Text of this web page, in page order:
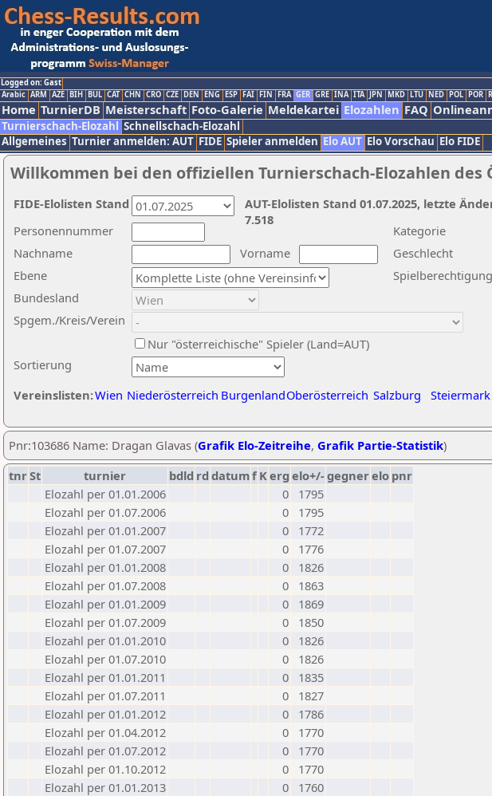
Logged on: Gast
Arabic ARM AZE BIH BUL CAT CHN CRO CZE DEN ENG ESP FAI FIN FRA GER GRE INA ITA JPN MKD LTU NED POL POR
Home TurnierDB Meisterschaft Foto-Galerie Meldekartei Elozahlen FAQ
Turnierschach-Elozahl Schnellschach-Elozahl
Allgemeines Turnier anmelden: AUT FIDE Spieler anmelden Elo AUT Elo Vorschau Elo FIDE
Willkommen bei den offiziellen Turnierschach-Elozahlen des
Nachname
Vorname
Ebene
Kategorie
Sortierung
Personennummer
Bundesland
Spgem./Kreis/Verein
Geschlecht
Nur "österreichische" Spieler (Land=AUT)
Spielberechtigung
Vereinslisten:Wien Niederösterreich BurgenlandOberösterreich Salzburg Steiermark
AUT-Elolisten Stand 01.07.2025, letzte
7.518
FIDE-Elolisten Stand
Pnr:103686 Name: Dragan Glavas (Grafik Elo-Zeitreihe, Grafik Partie-Statistik)
tnrSt turnier bdld rd datumf Kerg elo+/-gegnerelo pnr
Elozahl per 01.01.2006
0
1795
Elozahl per 01.07.2006
0
1795
Elozahl per 01.01.2007
0
1772
Elozahl per 01.07.2007
0
1776
Elozahl per 01.01.2008
0
1826
Elozahl per 01.07.2008
0
1863
Elozahl per 01.01.2009
0
1869
Elozahl per 01.07.2009
0
1850
Elozahl per 01.01.2010
0
1826
Elozahl per 01.07.2010
0
1826
Elozahl per 01.01.2011
0
1835
Elozahl per 01.07.2011
0
1827
Elozahl per 01.01.2012
0
1786
Elozahl per 01.04.2012
0
1770
Elozahl per 01.07.2012
0
1770
Elozahl per 01.10.2012
0
1770
Elozahl per 01.01.2013
0
1760